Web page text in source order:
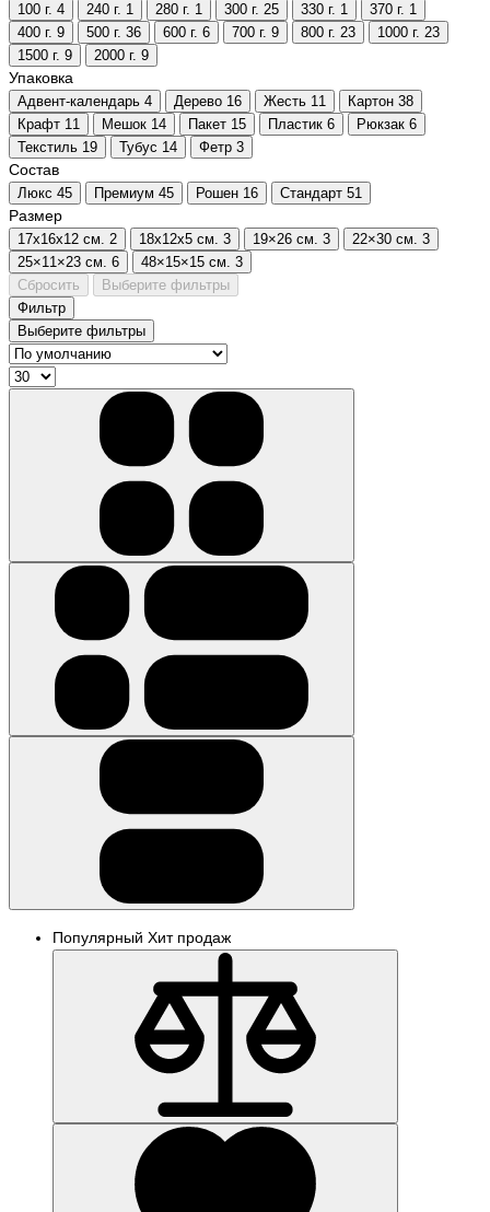
100 г. 4 240 г. 1 280 г. 1 300 г. 25 330 г. 1 370 г. 1
400 г. 9 500 г. 36 600 г. 6 700 г. 9 800 г. 23 1000 г. 23
1500 г. 9 2000 г. 9
Упаковка
Адвент-календарь 4 Дерево 16 Жесть 11 Картон 38
Крафт 11 Мешок 14 Пакет 15 Пластик 6 Рюкзак 6
Текстиль 19 Тубус 14 Фетр 3
Состав
Люкс 45 Премиум 45 Рошен 16 Стандарт 51
Размер
17х16х12 см. 2 18х12х5 см. 3 19×26 см. 3 22×30 см. 3
25×11×23 см. 6 48×15×15 см. 3
Сбросить
Выберите фильтры
Фильтр
Выберите фильтры
Популярный Хит продаж